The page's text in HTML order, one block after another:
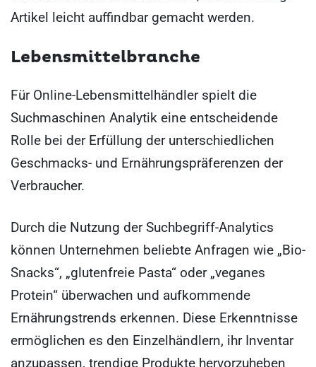
Artikel leicht auffindbar gemacht werden.
Lebensmittelbranche
Für Online-Lebensmittelhändler spielt die
Suchmaschinen Analytik eine entscheidende
Rolle bei der Erfüllung der unterschiedlichen
Geschmacks- und Ernährungspräferenzen der
Verbraucher.
Durch die Nutzung der Suchbegriff-Analytics
können Unternehmen beliebte Anfragen wie „Bio-
Snacks“, „glutenfreie Pasta“ oder „veganes
Protein“ überwachen und aufkommende
Ernährungstrends erkennen. Diese Erkenntnisse
ermöglichen es den Einzelhändlern, ihr Inventar
anzupassen, trendige Produkte hervorzuheben